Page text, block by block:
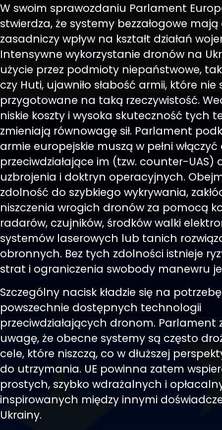
W swoim sprawozdaniu Parlament
stwierdza, że systemy bezzałogowe
zasadniczy wpływ na kształt działań
Intensywne wykorzystanie dronów na
użycie przez podmioty niepaństwowe,
czy Huti, ujawniło słabość armii, które nie
przygotowane na taką rzeczywistość.
niskie koszty i wysoka skuteczność tych
zmieniają równowagę sił. Parlament
armie europejskie muszą w pełni
przeciwdziałające im (tzw. counter-UAS)
uzbrojenia i doktryn operacyjnych.
zdolność do szybkiego wykrywania,
niszczenia wrogich dronów za pomocą
radarów, czujników, środków walki
systemów laserowych lub tanich
obronnych. Bez tych zdolności istnieje
strat i ograniczenia swobody manewru
Szczególny nacisk kładzie się na
powszechnie dostępnych technologii
przeciwdziałających dronom. Parlament
uwagę, że obecne systemy są często
cele, które niszczą, co w dłuższej
do utrzymania. UE powinna zatem
prostych, szybko wdrażalnych i
inspirowanych między innymi
Ukrainy.